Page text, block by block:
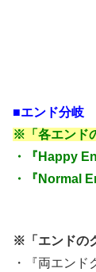
■エンド分岐
※「各エンド
・『Happy
・『Normal
※「エンドの
・『両エン